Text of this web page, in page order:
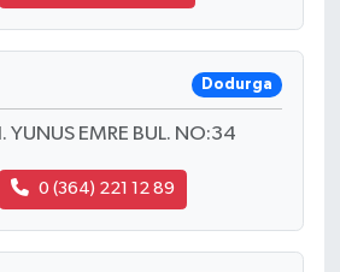
Dodurga
YUNUS EMRE BUL. NO:34
0 (364) 221 12 89